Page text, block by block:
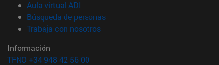
Aula virtual ADI
Búsqueda de personas(abre en nueva ventana)
Trabaja con nosotros(abre en nueva ventana)
Información
TFNO +34 948 42 56 00